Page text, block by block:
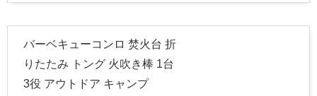
バーベキューコンロ 焚火台 折
りたたみ トング 火吹き棒 1台
3役 アウトドア キャンプ